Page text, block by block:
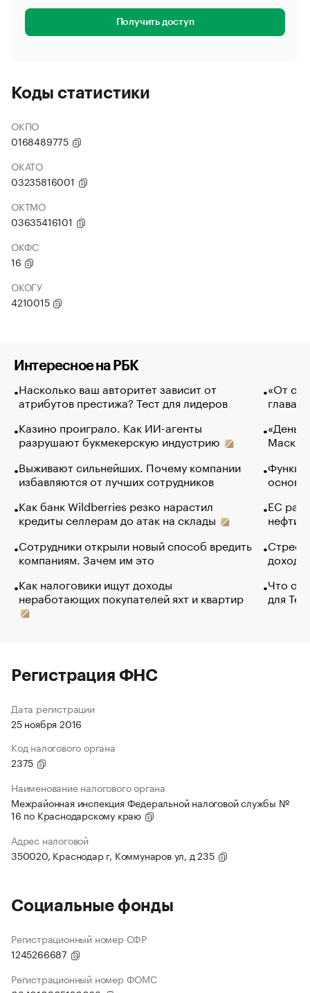
Получить доступ
Коды статистики
ОКПО
0168489775
ОКАТО
03235816001
ОКТМО
03635416101
ОКФС
16
ОКОГУ
4210015
Интересное на РБК
Насколько ваш авторитет зависит от
атрибутов престижа? Тест для лидеров
Казино проиграло. Как ИИ-агенты
разрушают букмекерскую индустрию
Выживают сильнейших. Почему компании
избавляются от лучших сотрудников
Как банк Wildberries резко нарастил
кредиты селлерам до атак на склады
Сотрудники открыли новый способ вредить
компаниям. Зачем им это
Как налоговики ищут доходы
неработающих покупателей яхт и квартир
«От
глава
Маск в
основ
ЕС
нефти
Что
для
Регистрация ФНС
Дата регистрации
25 ноября 2016
Код налогового органа
2375
Наименование налогового органа
Межрайонная инспекция Федеральной налоговой службы №
16 по Краснодарскому краю
Адрес налоговой
350020, Краснодар г, Коммунаров ул, д 235
Социальные фонды
Регистрационный номер СФР
1245266687
Регистрационный номер ФОМС